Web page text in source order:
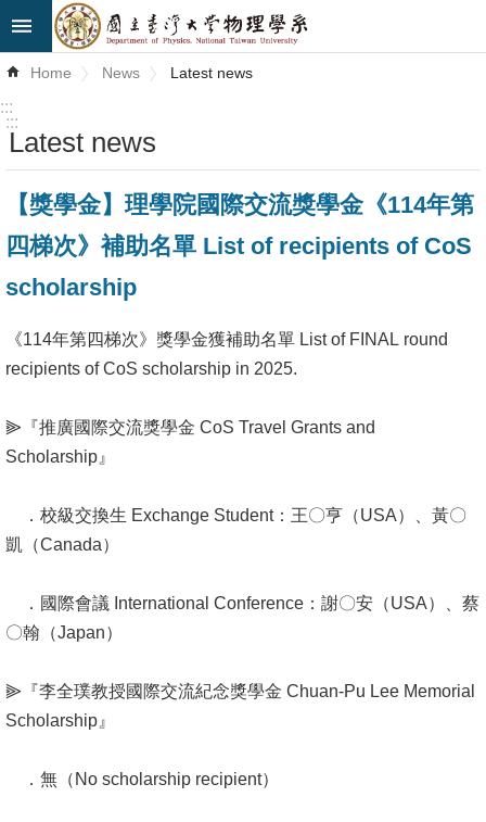
Skip to main content
Advanced
Search
News
About
Us
Curriculum
Affairs
Institute
NTU
SiteMap
Home News Latest news
:::
:::
Latest news
【獎學金】理學院國際交流獎學金《114年第
四梯次》補助名單 List of recipients of CoS
scholarship
《114年第四梯次》獎學金獲補助名單 List of FINAL round
recipients of CoS scholarship in 2025.
⫸『推廣國際交流獎學金 CoS Travel Grants and
Scholarship』
．校級交換生 Exchange Student：王〇亨（USA）、黃〇
凱（Canada）
．國際會議 International Conference：謝〇安（USA）、蔡
〇翰（Japan）
⫸『李全璞教授國際交流紀念獎學金 Chuan-Pu Lee Memorial
Scholarship』
．無（No scholarship recipient）